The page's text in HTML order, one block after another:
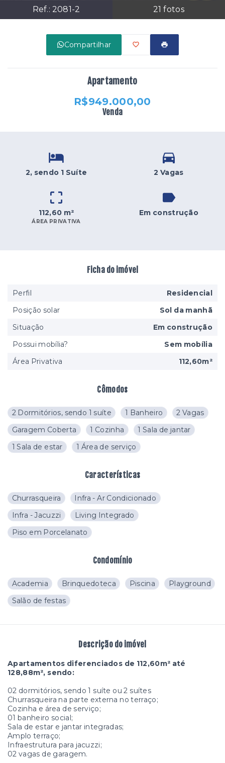
Ref.: 2081-2 21 fotos
Compartilhar
Apartamento
R$949.000,00
Venda
2, sendo 1 Suíte 2 Vagas
112,60 m²
ÁREA PRIVATIVA
Em construção
Cômodos
2 Dormitórios, sendo 1 suíte 1 Banheiro
2 Vagas
Garagem Coberta
1 Cozinha
1 Sala de jantar
1 Sala de estar
1 Área de serviço
Características
Churrasqueira
Infra - Ar Condicionado
Infra - Jacuzzi
Living Integrado
Piso em Porcelanato
Condomínio
Academia Brinquedoteca Piscina
Playground
Salão de festas
Descrição do imóvel
Apartamentos diferenciados de 112,60m² até
128,88m², sendo:
02 dormitórios, sendo 1 suíte ou 2 suítes
Churrasqueira na parte externa no terraço;
Cozinha e área de serviço;
01 banheiro social;
Sala de estar e jantar integradas;
Amplo terraço;
Infraestrutura para jacuzzi;
02 vagas de garagem.
Ficha do imóvel
Perfil
Residencial
Posição solar
Sol da manhã
Situação
Em construção
Possui mobília?
Sem mobília
Área Privativa
112,60m²